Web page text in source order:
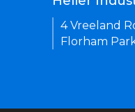
4 Vreeland
Florham